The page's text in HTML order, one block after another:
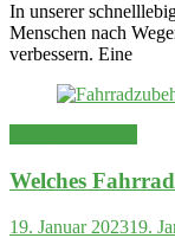
In unserer
Menschen nach
verbessern. Eine
Welches
19. Januar 202319.